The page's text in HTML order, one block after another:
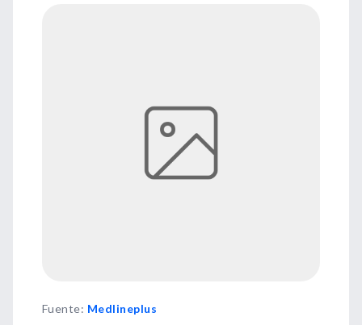
Fuente: Medlineplus